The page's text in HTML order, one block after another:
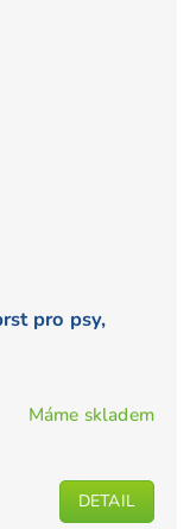
pro psy,
Máme skladem
DETAIL